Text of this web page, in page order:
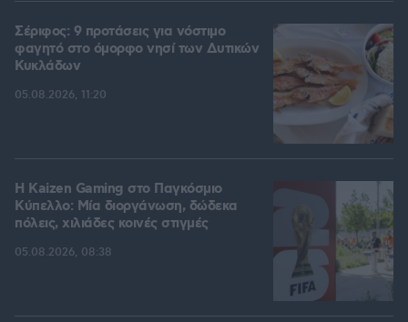
Σέριφος: 9 προτάσεις για νόστιμο
φαγητό στο όμορφο νησί των Δυτικών
Κυκλάδων
05.08.2026, 11:20
H Kaizen Gaming στο Παγκόσμιο
Kύπελλο: Μία διοργάνωση, δώδεκα
πόλεις, χιλιάδες κοινές στιγμές
05.08.2026, 08:38